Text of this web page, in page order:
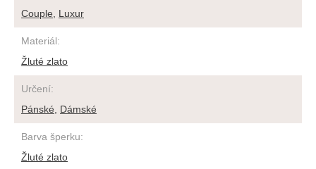
Couple Luxur
Materiál:
Žluté zlato
Určení:
Pánské
Dámské
Barva šperku:
Žluté zlato